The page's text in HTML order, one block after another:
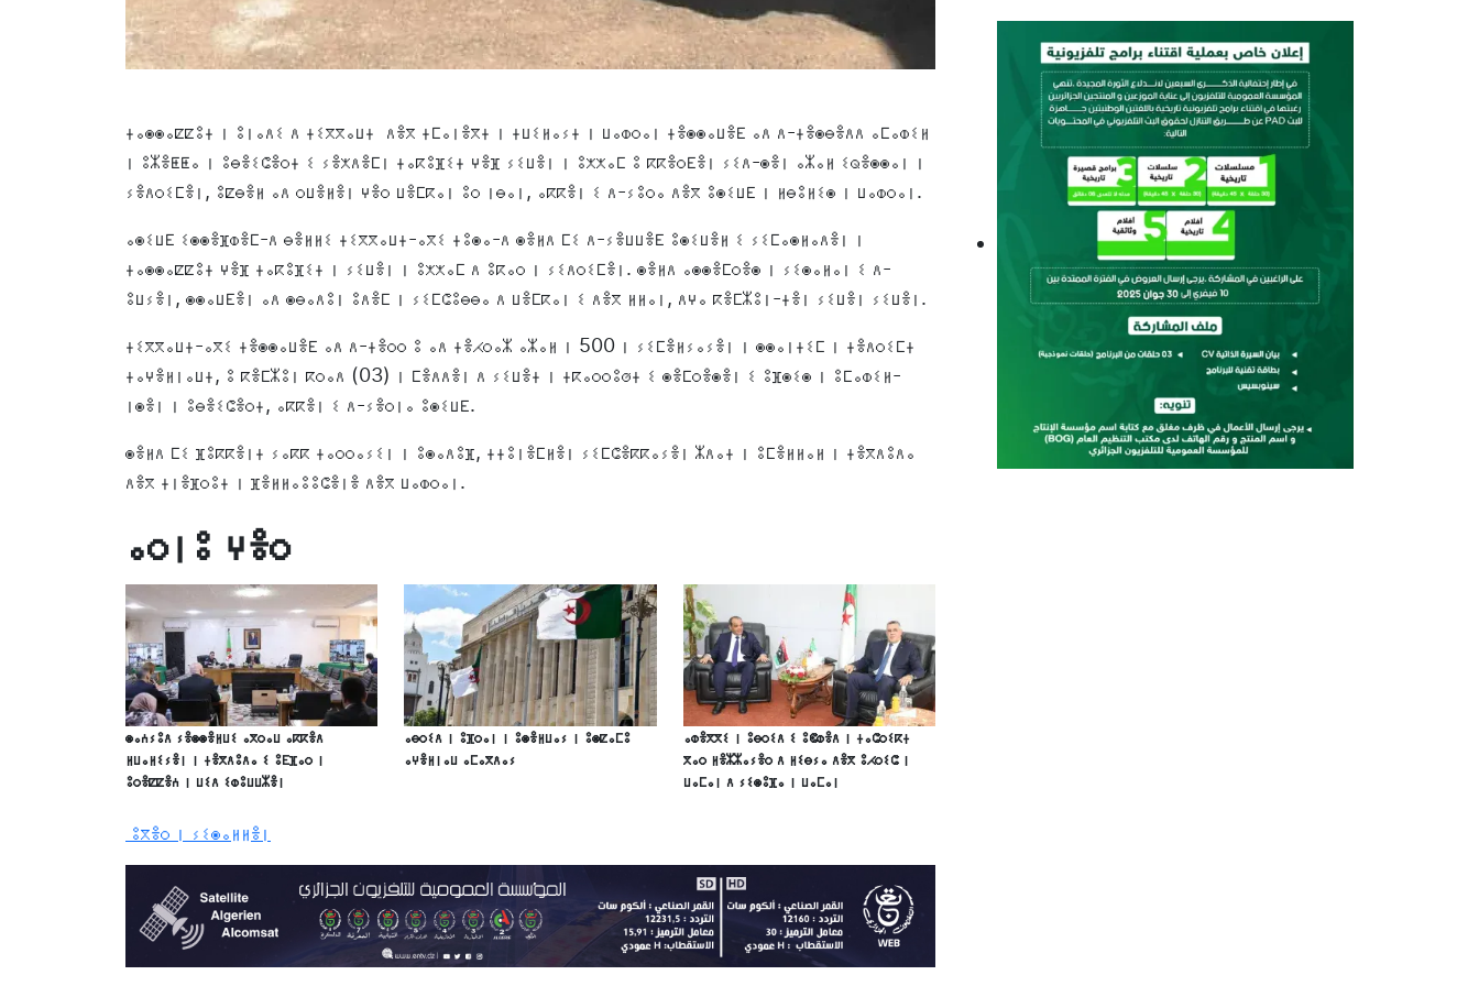
ⵜⴰⵙⵙⴰⵇⵇⵓⵜ ⵏ ⵓⵏⴰⴷⵉ ⴷ ⵜⵉⴳⴳⴰⵡⵜ ⴷⴻⴳ ⵜⵎⴰⵏⴻⴳⵜ ⵏ ⵜⵡⵉⵍⴰⵢⵜ ⵏ ⵡⴰⵀⵔⴰⵏ ⵜⴻⵙⵙⴰⵡⴻⴹ ⴰⴷ ⴷ-ⵜⴻⵙⴱⴻⴷⴷ ⴰⵎⴰⵀⵉⵍ
ⵏ ⵓⵣⴻⵟⵟⴰ ⵏ ⵓⴱⴻⵉⵛⴻⵔⵜ ⵉ ⵢⴻⵅⴷⴻⵎⵏ ⵜⴰⴽⵓⴼⵉⵜ ⵖⴻⴼ ⵢⵉⵡⴻⵏ ⵏ ⵓⵅⵅⴰⵎ ⵓ ⴽⴽⴻⵔⴹⴻⵏ ⵢⵉⴷ-ⵙⴻⵏ ⴰⵣⴰⵍ ⵉⵕⴻⵙⵙⴰⵏ ⵏ
ⵢⴻⴷⵔⵉⵎⴻⵏ, ⵓⵇⴱⴻⵍ ⴰⴷ ⵔⵡⴻⵍⴻⵏ ⵖⴻⵔ ⵡⴻⵎⴽⴰⵏ ⵓⵔ ⵏⴱⴰⵏ, ⴰⴽⴽⴻⵏ ⵉ ⴷ-ⵢⵓⵔⴰ ⴷⴻⴳ ⵓⵙⵉⵡⴹ ⵏ ⵍⴱⵓⵍⵉⵙ ⵏ ⵡⴰⵀⵔⴰⵏ.
ⴰⵙⵉⵡⴹ ⵉⵙⵙⴻⴼⵀⴻⵎ-ⴷ ⴱⴻⵍⵍⵉ ⵜⵉⴳⴳⴰⵡⵜ-ⴰⴳⵉ ⵜⵓⵙⴰ-ⴷ ⵙⴻⵍⴷ ⵎⵉ ⴷ-ⵢⴻⵡⵡⴻⴹ ⵓⵙⵉⵡⴻⵍ ⵉ ⵢⵉⵎⴰⵙⵍⴰⴷⴻⵏ ⵏ
ⵜⴰⵙⵙⴰⵇⵇⵓⵜ ⵖⴻⴼ ⵜⴰⴽⵓⴼⵉⵜ ⵏ ⵢⵉⵡⴻⵏ ⵏ ⵓⵅⵅⴰⵎ ⴷ ⵓⴽⴰⵔ ⵏ ⵢⵉⴷⵔⵉⵎⴻⵏ. ⵙⴻⵍⴷ ⴰⵙⵙⴻⵎⵔⴻⵙ ⵏ ⵢⵉⵙⴰⵍⴰⵏ ⵉ ⴷ-
ⵓⵡⵢⴻⵏ, ⵙⵙⴰⵡⴹⴻⵏ ⴰⴷ ⵙⴱⴰⴷⵓⵏ ⵓⴷⴻⵎ ⵏ ⵢⵉⵎⵛⵓⴱⴱⴰ ⴷ ⵡⴻⵎⴽⴰⵏ ⵉ ⴷⴻⴳ ⵍⵍⴰⵏ, ⴷⵖⴰ ⴽⴻⵎⵣⵓⵏ-ⵜⴻⵏ ⵢⵉⵡⴻⵏ ⵢⵉⵡⴻⵏ.
ⵜⵉⴳⴳⴰⵡⵜ-ⴰⴳⵉ ⵜⴻⵙⵙⴰⵡⴻⴹ ⴰⴷ ⴷ-ⵜⴻⵔⵔ ⵓ ⴰⴷ ⵜⴻⵃⵔⴰⵣ ⴰⵣⴰⵍ ⵏ 500 ⵏ ⵢⵉⵎⴻⵍⵢⴰⵢⴻⵏ ⵏ ⵙⵙⴰⵏⵜⵉⵎ ⵏ ⵜⴻⴷⵔⵉⵎⵜ
ⵜⴰⵖⴻⵍⵏⴰⵡⵜ, ⵓ ⴽⴻⵎⵣⵓⵏ ⴽⵔⴰⴷ (03) ⵏ ⵎⴻⴷⴷⴻⵏ ⴷ ⵢⵉⵡⴻⵜ ⵏ ⵜⴽⴰⵔⵔⵓⵚⵜ ⵉ ⵙⴻⵎⵔⴻⵙⴻⵏ ⵉ ⵓⴼⵙⵉⵙ ⵏ ⵓⵎⴰⵀⵉⵍ-
ⵏⵙⴻⵏ ⵏ ⵓⴱⴻⵉⵛⴻⵔⵜ, ⴰⴽⴽⴻⵏ ⵉ ⴷ-ⵢⴻⵔⵏⴰ ⵓⵙⵉⵡⴹ.
ⵙⴻⵍⴷ ⵎⵉ ⴼⵓⴽⴽⴻⵏⵜ ⵢⴰⴽⴽ ⵜⴰⵔⵔⴰⵢⵉⵏ ⵏ ⵓⵙⴰⴷⵓⴼ, ⵜⵜⵓⵏⴻⵎⵍⴻⵏ ⵢⵉⵎⵛⴻⴽⴽⴰⵢⴻⵏ ⵣⴷⴰⵜ ⵏ ⵓⵎⴻⵍⵍⴰⵍ ⵏ ⵜⴻⴳⴷⵓⴷⴰ
ⴷⴻⴳ ⵜⵏⴻⴼⵔⵓⵜ ⵏ ⴼⴻⵍⵍⴰⵓⵓⵛⴻⵏⴻ ⴷⴻⴳ ⵡⴰⵀⵔⴰⵏ.
ⴰⵔⵏⵓ ⵖⴻⵔ
ⵙⴰⵄⵢⵓⴷ ⵢⴻⵙⵙⴻⵍⵡⵉ ⴰⴳⵔⴰⵡ ⴰⴽⴽⴻⴷ
ⵍⵡⴰⵍⵉⵢⴻⵏ ⵏ ⵜⴻⴳⴷⵓⴷⴰ ⵉ ⵓⴹⴼⴰⵔ ⵏ
ⵓⵔⴻⵇⵇⴻⵄ ⵏ ⵡⵉⴷ ⵉⵀⵓⵡⵡⵣⴻⵏ
ⴰⴱⵔⵉⴷ ⵏ ⵓⴼⵔⴰⵏ ⵏ ⵓⵙⴻⵍⵡⴰⵢ ⵏ ⵓⵙⵇⴰⵎⵓ
ⴰⵖⴻⵍⵏⴰⵡ ⴰⵎⴰⴳⴷⴰⵢ
ⴰⵀⴻⴳⴳⵉ ⵏ ⵓⴱⵔⵉⴷ ⵉ ⵓⵞⵀⴻⴷ ⵏ ⵜⴰⵛⵔⵉⴽⵜ
ⴳⴰⵔ ⵍⴻⵣⵣⴰⵢⴻⵔ ⴷ ⵍⵉⴱⵢⴰ ⴷⴻⴳ ⵓⵃⵔⵉⵛ ⵏ
ⵡⴰⵎⴰⵏ ⴷ ⵢⵉⵙⵓⴼⴰ ⵏ ⵡⴰⵎⴰⵏ
ⵓⴳⴻⵔ ⵏ ⵢⵉⵙⴰⵍⵍⴻⵏ